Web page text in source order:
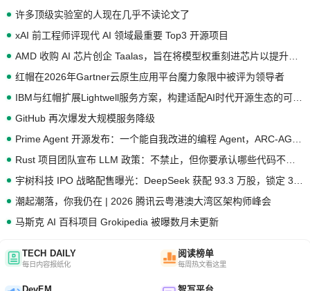
许多顶级实验室的人现在几乎不读论文了
xAI 前工程师评现代 AI 领域最重要 Top3 开源项目
红帽在2026年Gartner云原生应用平台魔力象限中被评为领导者
GitHub 再次爆发大规模服务降级
潮起潮落，你我仍在 | 2026 腾讯云粤港澳大湾区架构师峰会
马斯克 AI 百科项目 Grokipedia 被曝数月未更新
TECH DAILY
每日内容报纸化
阅读榜单
每周热文看这里